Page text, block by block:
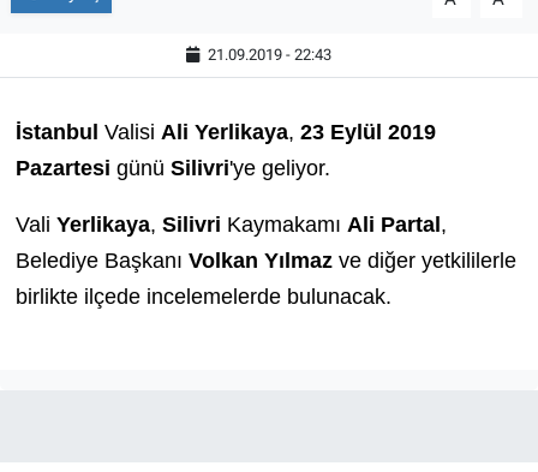
21.09.2019 - 22:43
İstanbul Valisi Ali Yerlikaya, 23 Eylül 2019
Pazartesi günü Silivri'ye geliyor.
Vali Yerlikaya, Silivri Kaymakamı Ali Partal ,
Belediye Başkanı Volkan Yılmazve diğer yetkililerle
birlikte ilçede incelemelerde bulunacak.